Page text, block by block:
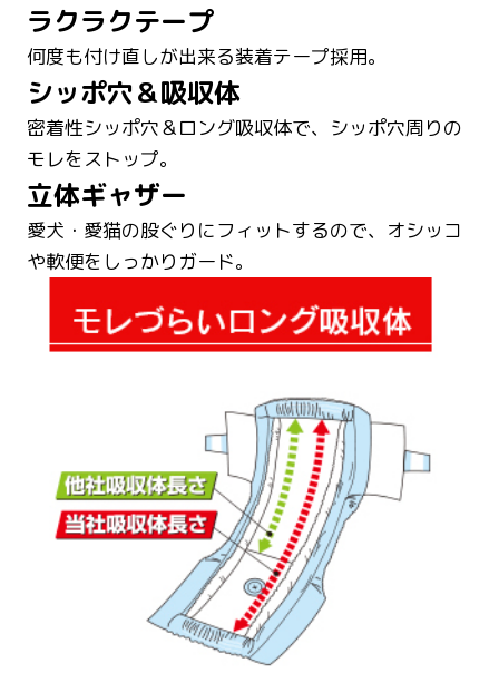
ラクラクテープ
何度も付け直しが出来る装着テープ採用。
シッポ穴＆吸収体
密着性シッポ穴＆ロング吸収体で、シッポ穴周りの
モレをストップ。
立体ギャザー
愛犬・愛猫の股ぐりにフィットするので、オシッコ
や軟便をしっかりガード。